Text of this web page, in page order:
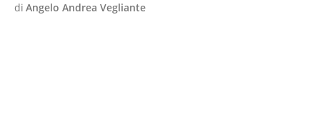
di Angelo Andrea Vegliante